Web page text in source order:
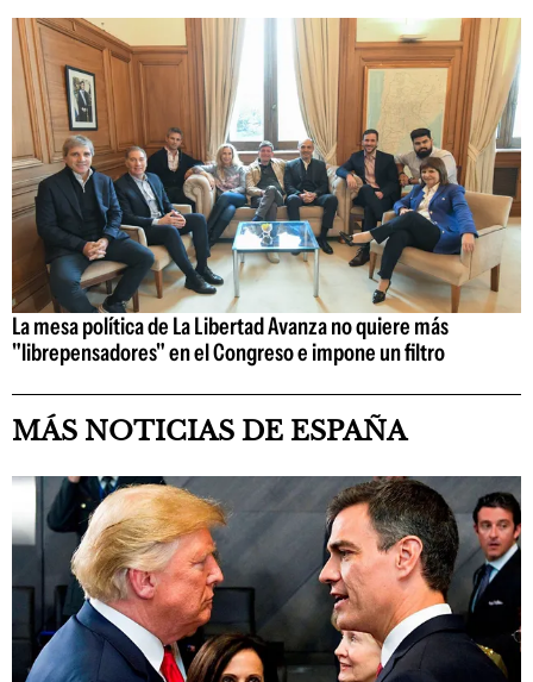
La mesa política de La Libertad Avanza no quiere más
"librepensadores" en el Congreso e impone un filtro
MÁS NOTICIAS DE ESPAÑA